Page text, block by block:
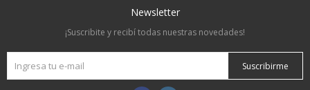
Newsletter
¡Suscribite y recibí todas nuestras novedades!
Suscribirme